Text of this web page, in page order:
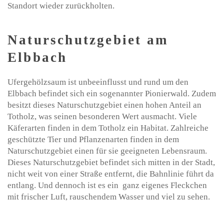
Standort wieder zurückholten.
Naturschutzgebiet am
Elbbach
Ufergehölzsaum ist unbeeinflusst und rund um den
Elbbach befindet sich ein sogenannter Pionierwald. Zudem
besitzt dieses Naturschutzgebiet einen hohen Anteil an
Totholz, was seinen besonderen Wert ausmacht. Viele
Käferarten finden in dem Totholz ein Habitat. Zahlreiche
geschützte Tier und Pflanzenarten finden in dem
Naturschutzgebiet einen für sie geeigneten Lebensraum.
Dieses Naturschutzgebiet befindet sich mitten in der Stadt,
nicht weit von einer Straße entfernt, die Bahnlinie führt da
entlang. Und dennoch ist es ein ganz eigenes Fleckchen
mit frischer Luft, rauschendem Wasser und viel zu sehen.